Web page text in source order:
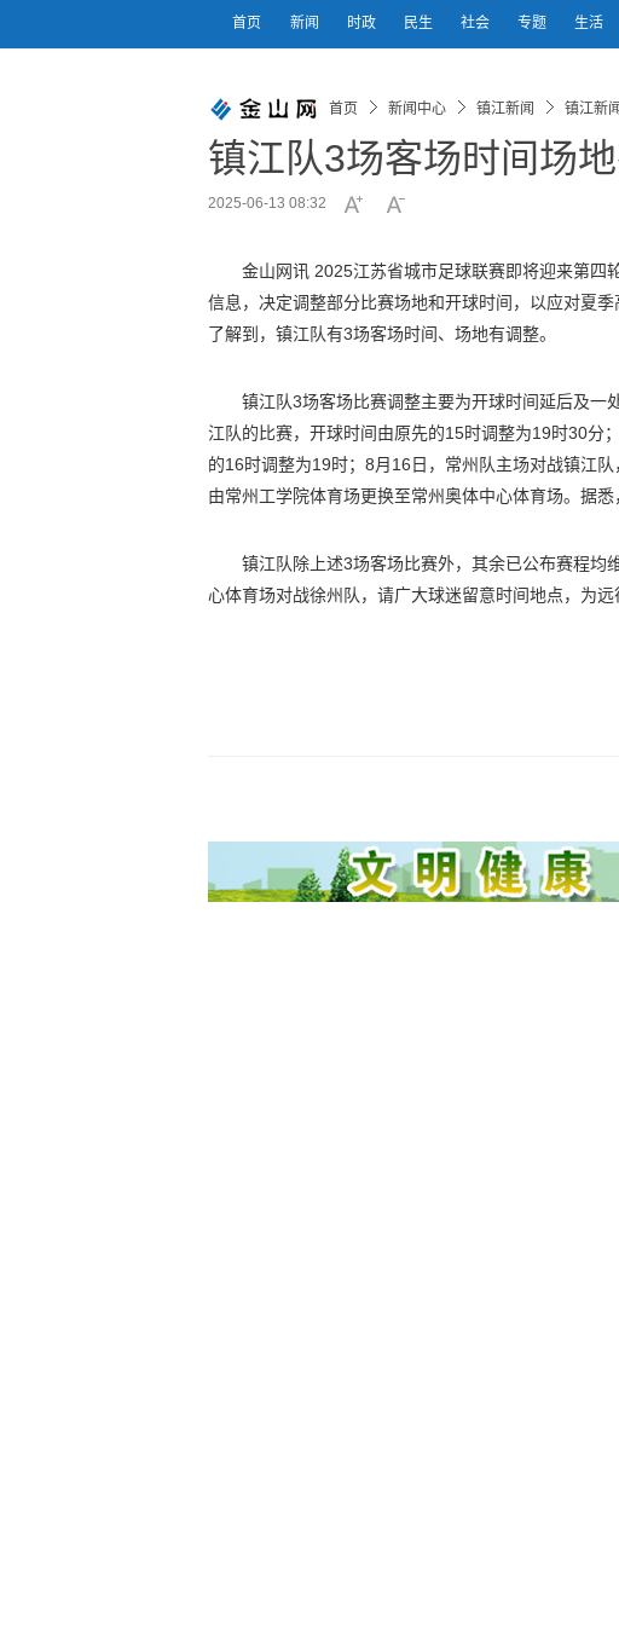
首页 新闻 时政 民生 社会 专题 生活
首页 新闻中心 镇江新闻 镇江新
镇江队3场客场时间场
2025-06-13 08:32
金山网讯 2025江苏省城市足球联赛即将迎来第四
信息，决定调整部分比赛场地和开球时间，以应对夏
了解到，镇江队有3场客场时间、场地有调整。
镇江队3场客场比赛调整主要为开球时间延后及一
江队的比赛，开球时间由原先的15时调整为19时30分
的16时调整为19时；8月16日，常州队主场对战镇江
由常州工学院体育场更换至常州奥体中心体育场。据悉
镇江队除上述3场客场比赛外，其余已公布赛程均
心体育场对战徐州队，请广大球迷留意时间地点，为远